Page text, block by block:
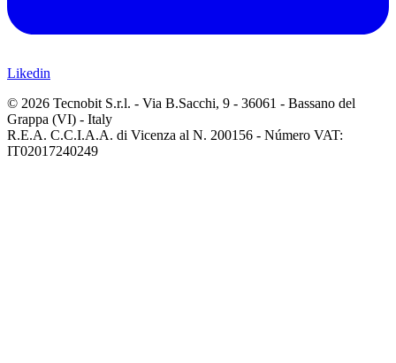
Likedin
© 2026 Tecnobit S.r.l. - Via B.Sacchi, 9 - 36061 - Bassano del
Grappa (VI) - Italy
R.E.A. C.C.I.A.A. di Vicenza al N. 200156 - Número VAT:
IT02017240249